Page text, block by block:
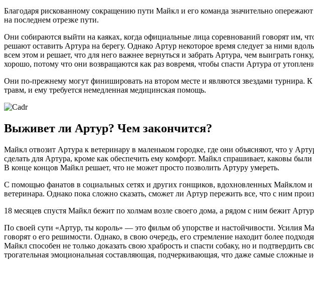
Благодаря рискованному сокращению пути Майкл и его команда значительно
на последнем отрезке пути.
Они собираются выйти на каяках, когда официальные лица соревнований говорят им,
решают оставить Артура на берегу. Однако Артур некоторое время следует за ними
всем этом и решает, что для него важнее вернуться и забрать Артура, чем выиграть
хорошо, потому что они возвращаются как раз вовремя, чтобы спасти Артура от
Они по-прежнему могут финишировать на втором месте и являются звездами турнира.
травм, и ему требуется немедленная медицинская помощь.
Выживет ли Артур? Чем закончится?
Майкл отвозит Артура к ветеринару в маленьком городке, где они объясняют, что у
сделать для Артура, кроме как обеспечить ему комфорт. Майкл спрашивает, каковы
В конце концов Майкл решает, что не может просто позволить Артуру умереть.
С помощью фанатов в социальных сетях и других гонщиков, вдохновленных Майклом
ветеринара. Однако пока сложно сказать, сможет ли Артур пережить все, что с ним
18 месяцев спустя Майкл бежит по холмам возле своего дома, а рядом с ним бежит
По своей сути «Артур, ты король» — это фильм об упорстве и настойчивости. Усилия
говорят о его решимости. Однако, в свою очередь, его стремление находит более
Майкл способен не только доказать свою храбрость и спасти собаку, но и
трогательная эмоциональная составляющая, подчеркивающая, что даже самые